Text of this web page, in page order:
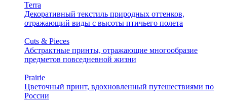
Terra
Декоративный текстиль природных оттенков,
отражающий виды с высоты птичьего полета
Cuts & Pieces
Абстрактные принты, отражающие многообразие
предметов повседневной жизни
Prairie
Цветочный принт, вдохновленный путешествиями по
России